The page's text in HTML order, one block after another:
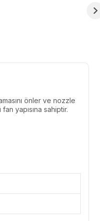
önler ve nozzle
yapısına sahiptir.